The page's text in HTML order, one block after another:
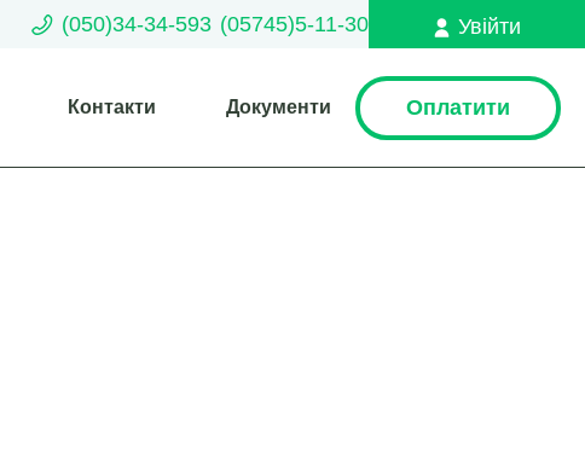
(050)34-34-593 (05745)5-11-30 Увійти
Контакти Документи Оплатити